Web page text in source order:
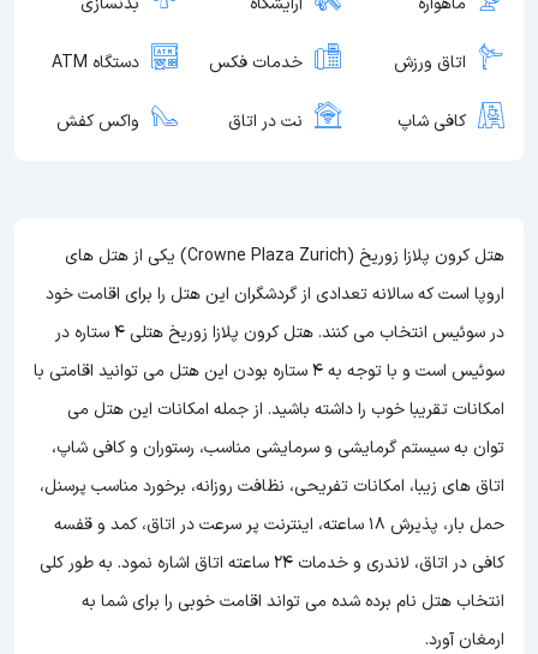
اتاق ورزش خدمات فکس دستگاه ATM
کافی شاپ نت در اتاق واکس کفش
هتل کرون پلازا زوریخ (Crowne Plaza Zurich) یکی از هتل های
اروپا است که سالانه تعدادی از گردشگران این هتل را برای اقامت خود
در سوئیس انتخاب می کنند. هتل کرون پلازا زوریخ هتلی 4 ستاره در
سوئیس است و با توجه به 4 ستاره بودن این هتل
می توانید اقامتی با
امکانات تقریبا خوب را داشته باشید. از جمله امکانات این هتل می
توان به سیستم گرمایشی و سرمایشی مناسب، رستوران و کافی شاپ،
اتاق های زیبا، امکانات تفریحی، نظافت روزانه، برخورد مناسب پرسنل،
حمل بار، پذیرش 18 ساعته، اینترنت پر سرعت در اتاق، کمد و قفسه
کافی در اتاق، لاندری و خدمات 24 ساعته اتاق اشاره نمود. به طور کلی
انتخاب هتل نام برده شده می تواند اقامت خوبی را برای شما به
ارمغان آورد.